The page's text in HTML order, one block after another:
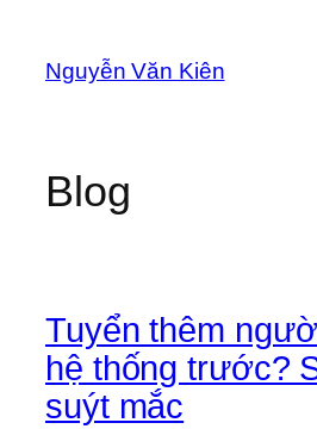
content
Nguyễn Văn Kiên
Blog
Tuyển thêm
hệ thống trước?
suýt mắc